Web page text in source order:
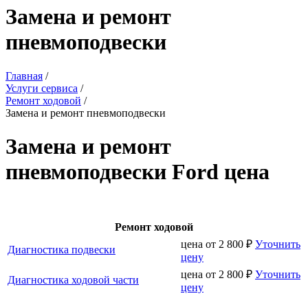
Замена и ремонт
пневмоподвески
Главная /
Услуги сервиса /
Ремонт ходовой /
Замена и ремонт пневмоподвески
Замена и ремонт
пневмоподвески Ford цена
Ремонт ходовой
Диагностика подвески
цена от 2 800 ₽ Уточнить
цену
Диагностика ходовой части
цена от 2 800 ₽ Уточнить
цену